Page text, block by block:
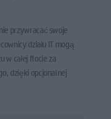
przywracać swoje
działu IT mogą
w całej flocie za
dzięki opcjonalnej